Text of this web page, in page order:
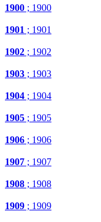
1900 ; 1900
1901 ; 1901
1902 ; 1902
1903 ; 1903
1904 ; 1904
1905 ; 1905
1906 ; 1906
1907 ; 1907
1908 ; 1908
1909 ; 1909